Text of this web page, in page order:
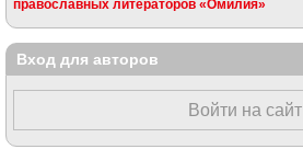
православных литераторов «Омилия»
Вход для авторов
Войти на сайт